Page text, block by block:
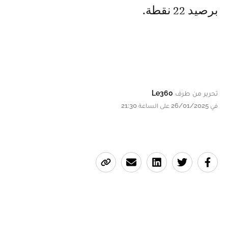
برصيد 22 نقطة.
تحرير من طرف Le360
في 26/01/2025 على الساعة 21:30